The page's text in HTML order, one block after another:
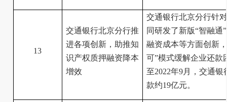
13
交通银行北京分行推
进各项创新，助推知
识产权质押融资降本
增效
交通银行北京分行针
同研发了新版“智融
融资成本等方面创新
可”模式缓解企业还款
至2022年9月，交通
款约19亿元。